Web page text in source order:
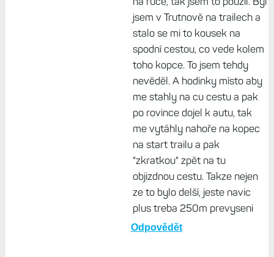
jsem v Trutnově na trailech a
stalo se mi to kousek na
spodní cestou, co vede kolem
toho kopce. To jsem tehdy
nevěděl. A hodinky místo aby
me stahly na cu cestu a pak
po rovince dojel k autu, tak
me vytáhly nahoře na kopec
na start trailu a pak
"zkratkou" zpět na tu
objizdnou cestu. Takze nejen
ze to bylo delší, jeste navic
plus treba 250m prevyseni
Odpovědět